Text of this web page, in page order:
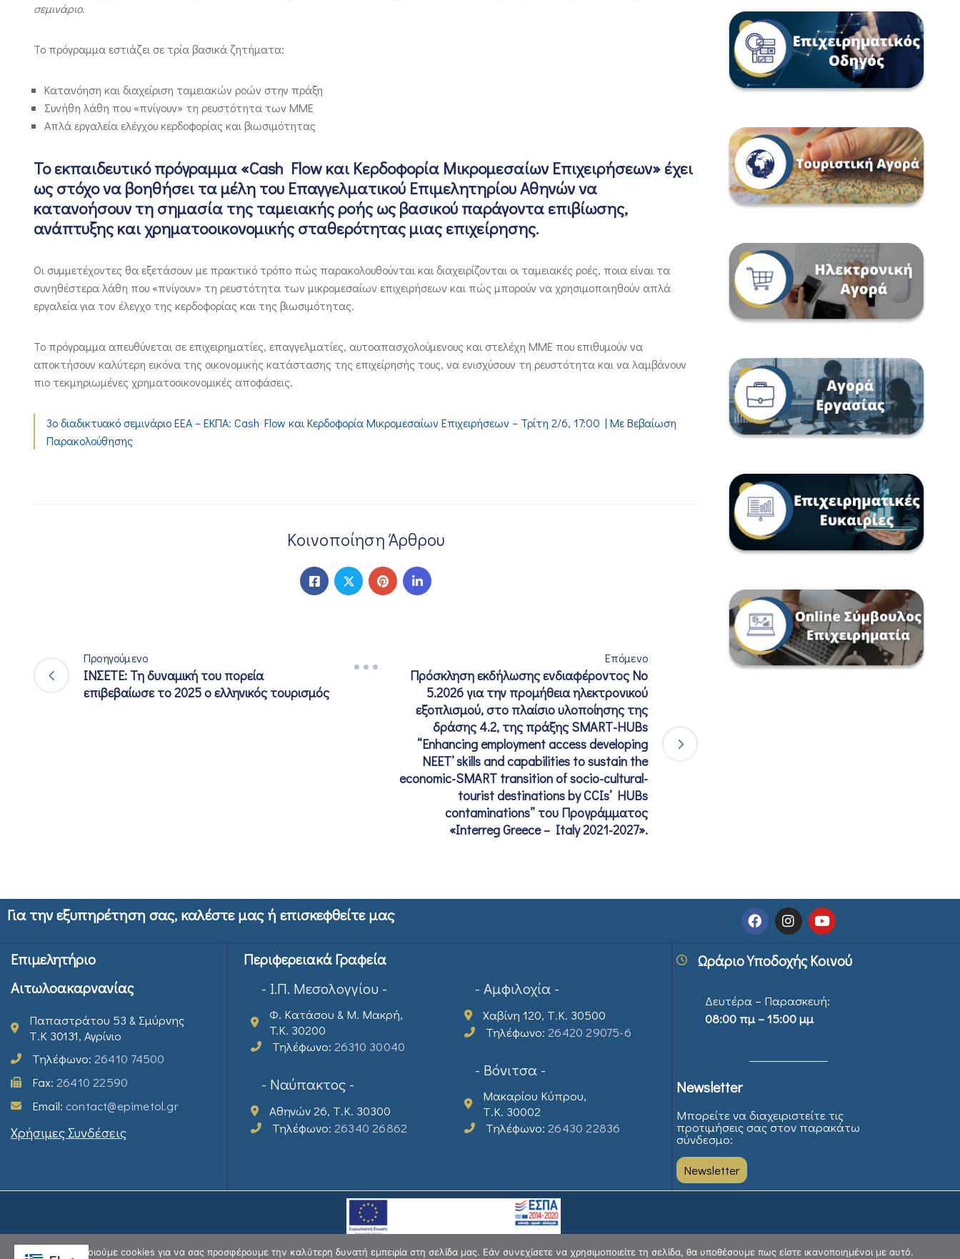
σεμινάριο.
Το πρόγραμμα εστιάζει σε τρία βασικά ζητήματα:
Κατανόηση και διαχείριση ταμειακών ροών στην πράξη
Συνήθη λάθη που «πνίγουν» τη ρευστότητα των ΜΜΕ
Απλά εργαλεία ελέγχου κερδοφορίας και βιωσιμότητας
Το εκπαιδευτικό πρόγραμμα «Cash Flow και Κερδοφορία Μικρομεσαίων Επιχειρήσεων» έχει
ως στόχο να βοηθήσει τα μέλη του Επαγγελματικού Επιμελητηρίου Αθηνών να
κατανοήσουν τη σημασία της ταμειακής ροής ως βασικού παράγοντα επιβίωσης,
ανάπτυξης και χρηματοοικονομικής σταθερότητας μιας επιχείρησης.
Οι συμμετέχοντες θα εξετάσουν με πρακτικό τρόπο πώς παρακολουθούνται και διαχειρίζονται οι ταμειακές ροές, ποια είναι τα
συνηθέστερα λάθη που «πνίγουν» τη ρευστότητα των μικρομεσαίων επιχειρήσεων και πώς μπορούν να χρησιμοποιηθούν απλά
εργαλεία για τον έλεγχο της κερδοφορίας και της βιωσιμότητας.
Το πρόγραμμα απευθύνεται σε επιχειρηματίες, επαγγελματίες, αυτοαπασχολούμενους και στελέχη ΜΜΕ που επιθυμούν να
αποκτήσουν καλύτερη εικόνα της οικονομικής κατάστασης της επιχείρησής τους, να ενισχύσουν τη ρευστότητα και να λαμβάνουν
πιο τεκμηριωμένες χρηματοοικονομικές αποφάσεις.
3ο διαδικτυακό σεμινάριο ΕΕΑ – ΕΚΠΑ: Cash Flow και Κερδοφορία Μικρομεσαίων Επιχειρήσεων – Τρίτη 2/6, 17:00 | Mε Βεβαίωση
Παρακολούθησης
Κοινοποίηση Άρθρου
Προηγούμενο
ΙΝΣΕΤΕ: Τη δυναμική του πορεία
επιβεβαίωσε το 2025 ο ελληνικός τουρισμός
Επόμενο
Πρόσκληση εκδήλωσης ενδιαφέροντος Νο
5.2026 για την προμήθεια ηλεκτρονικού
εξοπλισμού, στο πλαίσιο υλοποίησης της
δράσης 4.2, της πράξης SMART-HUBs
“Enhancing employment access developing
NEET’ skills and capabilities to sustain the
economic-SMART transition of socio-cultural-
tourist destinations by CCIs’ HUBs
contaminations” του Προγράμματος
«Interreg Greece – Italy 2021-2027».
Για την εξυπηρέτηση σας, καλέστε μας ή επισκεφθείτε μας
Επιμελητήριο
Αιτωλοακαρνανίας
Παπαστράτου 53 & Σμύρνης
Τ.Κ 30131, Αγρίνιο
Τηλέφωνο: 26410 74500
Fax: 26410 22590
Email: contact@epimetol.gr
Χρήσιμες Συνδέσεις
Περιφερειακά Γραφεία
- Ι.Π. Μεσολογγίου -
Φ. Κατάσου & Μ. Μακρή,
T.K. 30200
Τηλέφωνο: 26310 30040
- Ναύπακτος -
Αθηνών 26, Τ.Κ. 30300
Τηλέφωνο: 26340 26862
- Αμφιλοχία -
Χαβίνη 120, Τ.Κ. 30500
Τηλέφωνο:26420 29075-6
- Βόνιτσα -
Μακαρίου Κύπρου,
Τ.Κ. 30002
Τηλέφωνο:26430 22836
Ωράριο Υποδοχής Κοινού
Δευτέρα – Παρασκευή:
08:00 πμ – 15:00 μμ
Newsletter
Μπορείτε να διαχειριστείτε τις
προτιμήσεις σας στον παρακάτω
σύνδεσμο:
Newsletter
Χρησιμοποιούμε cookies για να σας προσφέρουμε την καλύτερη δυνατή εμπειρία στη σελίδα μας. Εάν συνεχίσετε να χρησιμοποιείτε τη σελίδα, θα υποθέσουμε πως είστε ικανοποιημένοι με αυτό.